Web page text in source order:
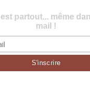
partout... même
mail !